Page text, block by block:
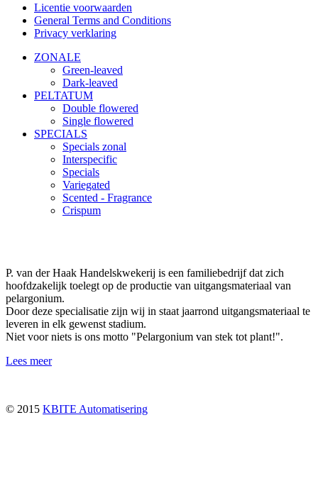
Licentie voorwaarden
General Terms and Conditions
Privacy verklaring
ZONALE
Green-leaved
Dark-leaved
PELTATUM
Double flowered
Single flowered
SPECIALS
Specials zonal
Interspecific
Specials
Variegated
Scented - Fragrance
Crispum
P. van der Haak Handelskwekerij is een familiebedrijf dat zich
hoofdzakelijk toelegt op de productie van uitgangsmateriaal van
pelargonium.
Door deze specialisatie zijn wij in staat jaarrond uitgangsmateriaal te
leveren in elk gewenst stadium.
Niet voor niets is ons motto "Pelargonium van stek tot plant!".
Lees meer
© 2015 KBITE Automatisering